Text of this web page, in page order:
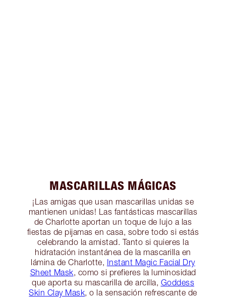
MASCARILLAS MÁGICAS
¡Las amigas que usan mascarillas unidas se
mantienen unidas! Las fantásticas mascarillas
de Charlotte aportan un toque de lujo a las
fiestas de pijamas en casa, sobre todo si estás
celebrando la amistad. Tanto si quieres la
hidratación instantánea de la mascarilla en
lámina de Charlotte,
Instant Magic Facial Dry
Sheet Mask, como si prefieres la luminosidad
que aporta su mascarilla de arcilla, Goddess
Skin Clay Mask, o la sensación refrescante de